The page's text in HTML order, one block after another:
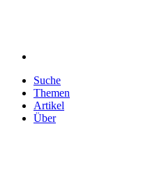
Suche
Themen
Artikel
Über